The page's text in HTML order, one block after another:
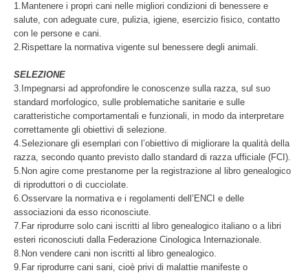
1.Mantenere i propri cani nelle migliori condizioni di benessere e
salute, con adeguate cure, pulizia, igiene, esercizio fisico, contatto
con le persone e cani.
2.Rispettare la normativa vigente sul benessere degli animali.
SELEZIONE
3.Impegnarsi ad approfondire le conoscenze sulla razza, sul suo
standard morfologico, sulle problematiche sanitarie e sulle
caratteristiche comportamentali e funzionali, in modo da interpretare
correttamente gli obiettivi di selezione.
4.Selezionare gli esemplari con l’obiettivo di migliorare la qualità della
razza, secondo quanto previsto dallo standard di razza ufficiale (FCI).
5.Non agire come prestanome per la registrazione al libro genealogico
di riproduttori o di cucciolate.
6.Osservare la normativa e i regolamenti dell’ENCI e delle
associazioni da esso riconosciute.
7.Far riprodurre solo cani iscritti al libro genealogico italiano o a libri
esteri riconosciuti dalla Federazione Cinologica Internazionale.
8.Non vendere cani non iscritti al libro genealogico.
9.Far riprodurre cani sani, cioè privi di malattie manifeste o